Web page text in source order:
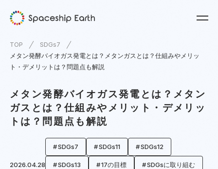
TOP
SDGs7
メタン発酵バイオガス発電とは？メタンガスとは？仕組みやメリッ
ト・デメリットは？問題点も解説
メタン発酵バイオガス発電とは？メタン
ガスとは？仕組みやメリット・デメリッ
トは？問題点も解説
2026.04.28
SDGs7 SDGs11 SDGs12
SDGs13 17の目標 SDGsに取り組む